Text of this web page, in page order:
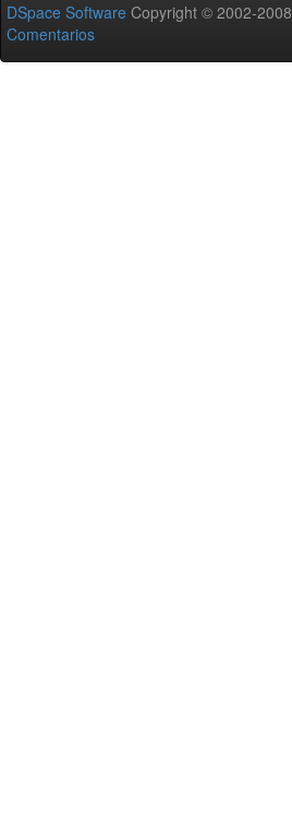
DSpace Software Copyright © 2002-2008
Comentarios